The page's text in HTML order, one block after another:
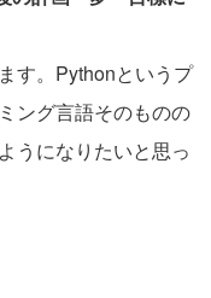
す。Pythonというプ
ング言語そのものの
うになりたいと思っ